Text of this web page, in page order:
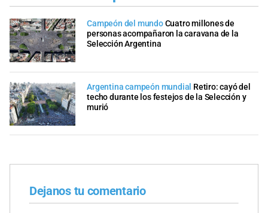
Campeón del mundoCuatro millones de
personas acompañaron la caravana de la
Selección Argentina
Argentina campeón mundial Retiro: cayó del
techo durante los festejos de la Selección y
murió
Dejanos tu comentario